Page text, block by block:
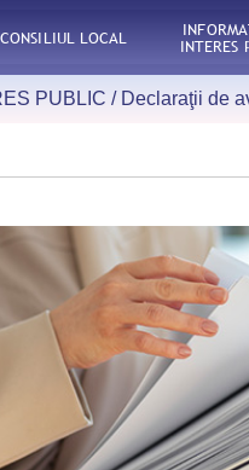
CONSILIUL LOCAL INTERES
PUBLIC / Declaraţii de